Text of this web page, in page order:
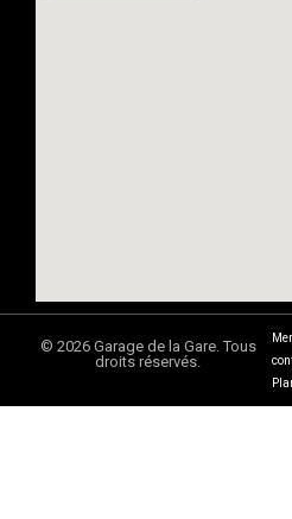
© 2026 Garage de la Gare. Tous
droits réservés.